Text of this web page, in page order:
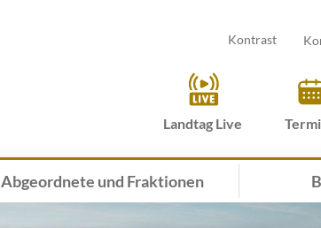
Kontrast
Landtag Live
Abgeordnete und Fraktionen